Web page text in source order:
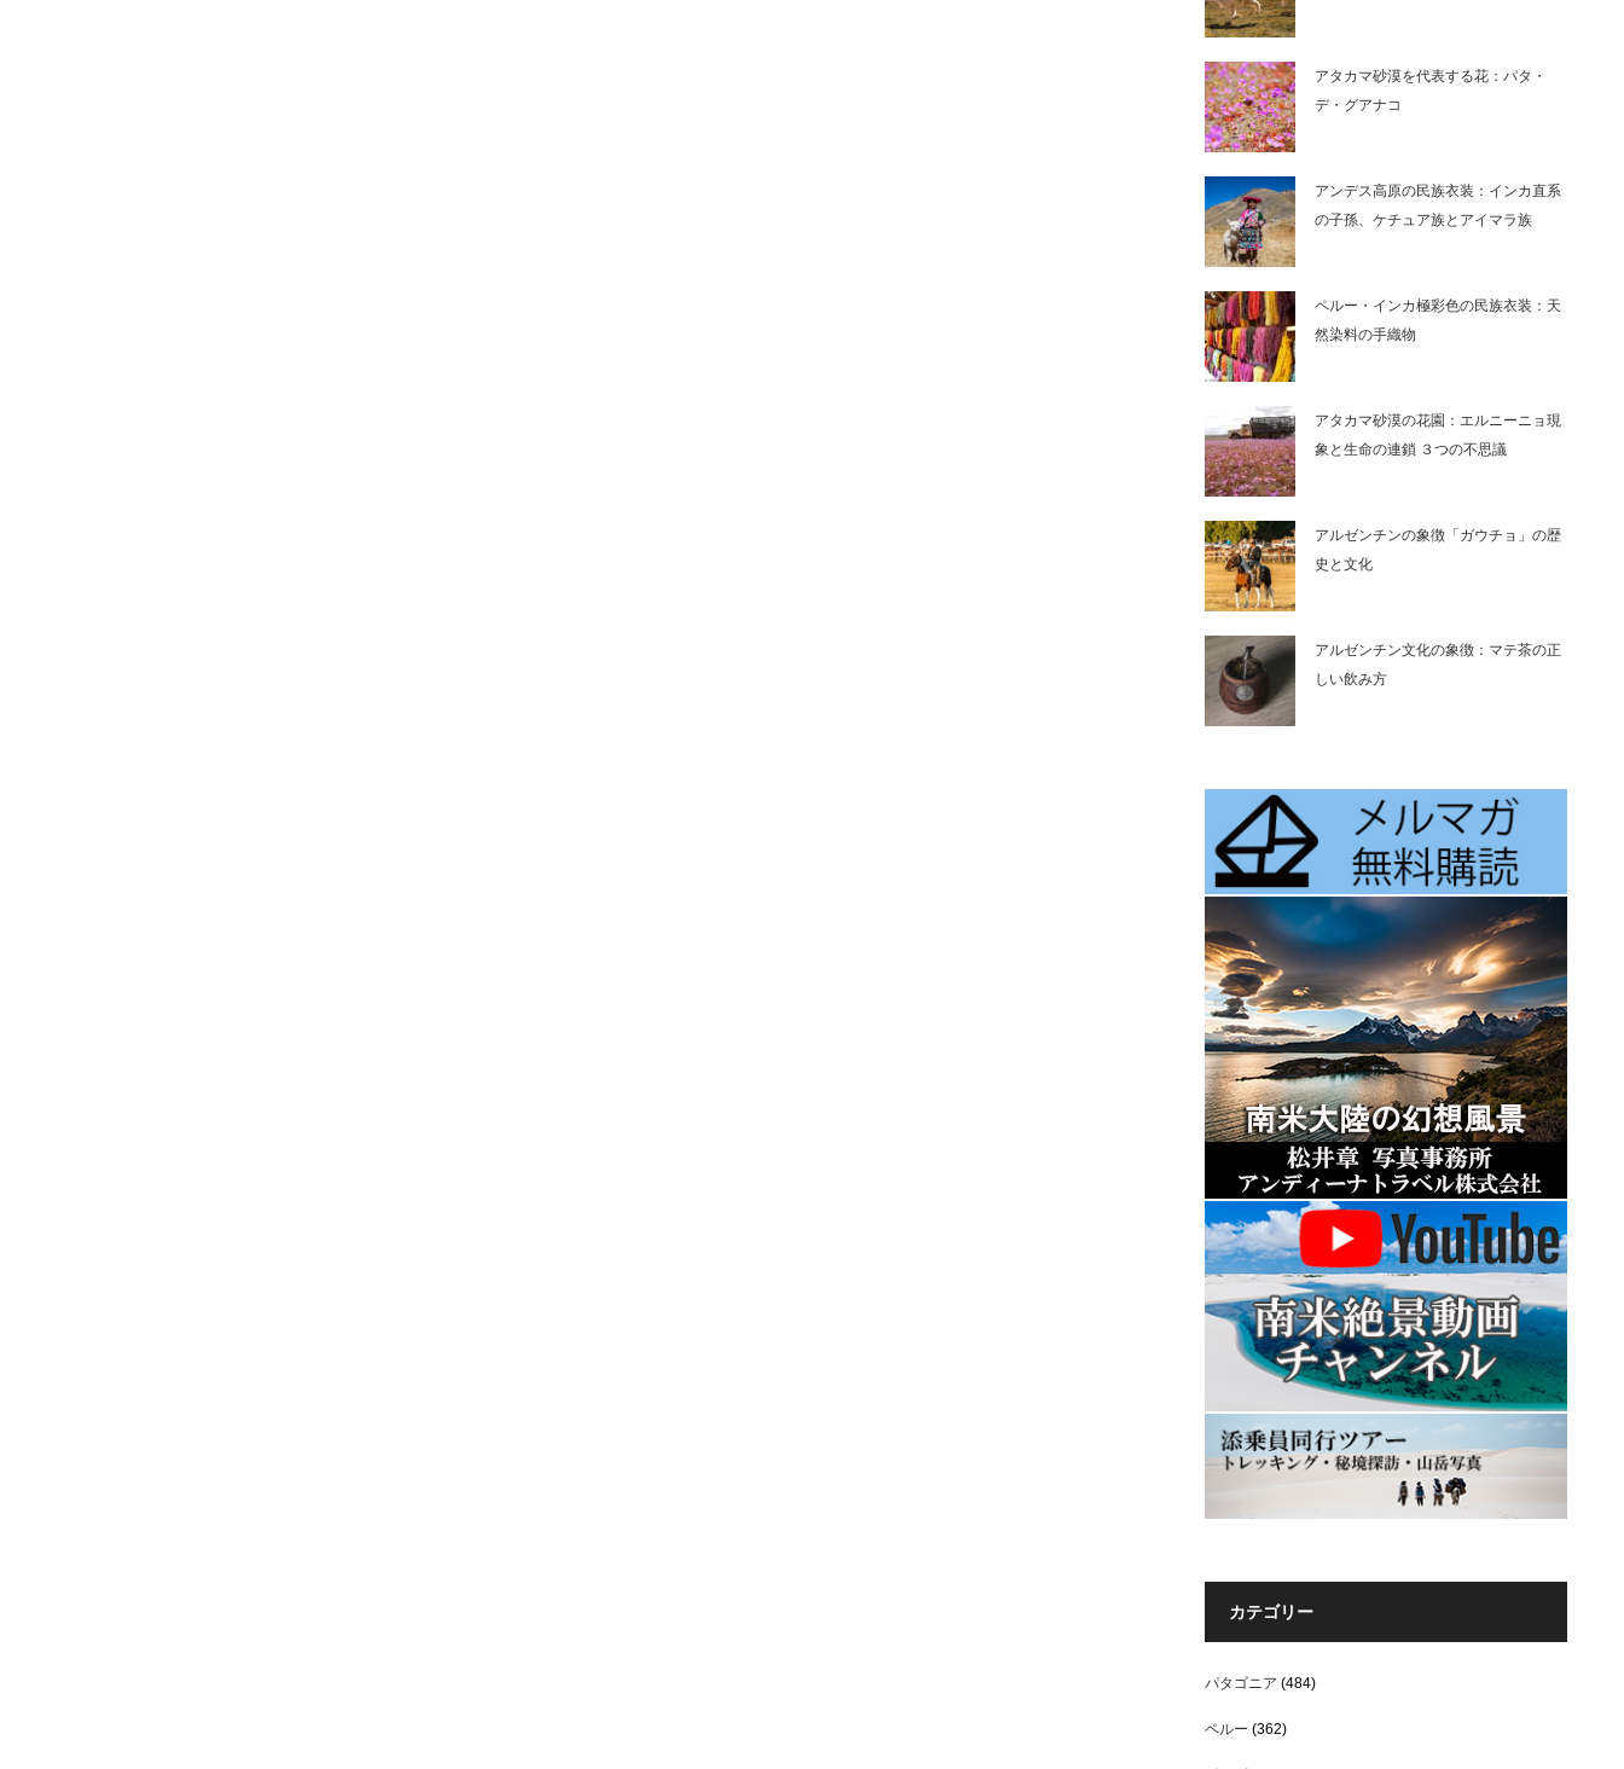
アタカマ砂漠を代表する花：パタ・
デ・グアナコ
アンデス高原の民族衣装：インカ直系
の子孫、ケチュア族とアイマラ族
ペルー・インカ極彩色の民族衣装：天
然染料の手織物
アタカマ砂漠の花園：エルニーニョ現
象と生命の連鎖 ３つの不思議
アルゼンチンの象徴「ガウチョ」の歴
史と文化
アルゼンチン文化の象徴：マテ茶の正
しい飲み方
カテゴリー
パタゴニア (484)
ペルー (362)